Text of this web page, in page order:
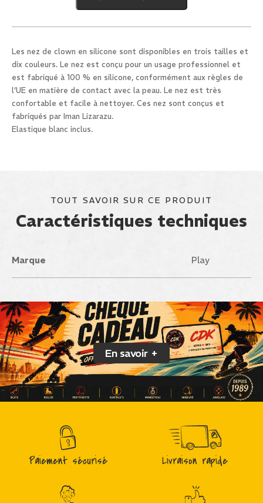
Grand
Les nez de clown en silicone sont disponibles en trois tailles et
dix couleurs. Le nez est conçu pour un usage professionnel et
est fabriqué à 100 % en silicone, conformément aux règles de
l’UE en matière de contact avec la peau. Le nez est très
confortable et facile à nettoyer. Ces nez sont conçus et
fabriqués par Iman Lizarazu.
Elastique blanc inclus.
TOUT SAVOIR SUR CE PRODUIT
Caractéristiques techniques
Marque Play
En savoir +
Paiement sécurisé Livraison rapide